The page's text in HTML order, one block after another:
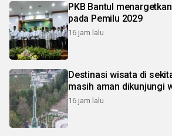
PKB Bantul
pada Pemilu 2029
16 jam lalu
Destinasi wisata di
masih aman dikunjungi
16 jam lalu